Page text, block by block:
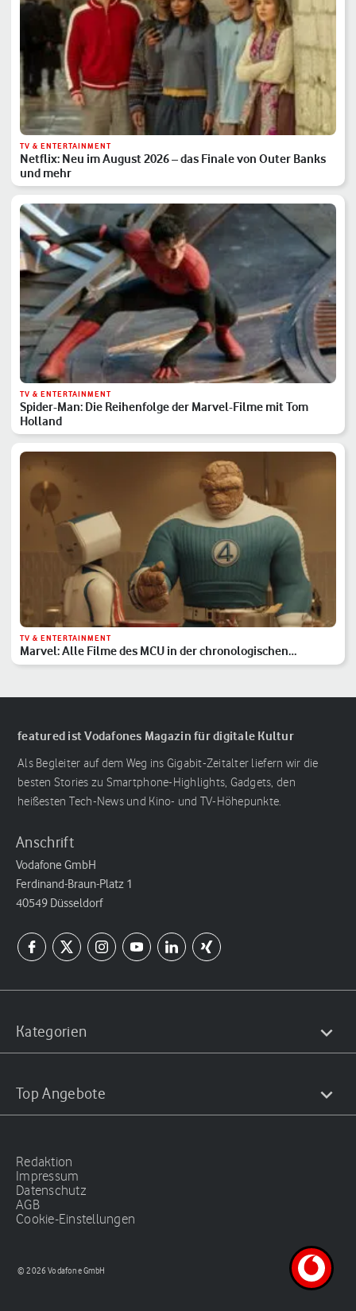
TV & ENTERTAINMENT
Netflix: Neu im August 2026 – das Finale von Outer Banks
und mehr
TV & ENTERTAINMENT
Spider-Man: Die Reihenfolge der Marvel-Filme mit Tom
Holland
TV & ENTERTAINMENT
Marvel: Alle Filme des MCU in der chronologischen
Reihenfolge
featured ist Vodafones Magazin für digitale Kultur
Als Begleiter auf dem Weg ins Gigabit-Zeitalter liefern wir die
besten Stories zu Smartphone-Highlights, Gadgets, den
heißesten Tech-News und Kino- und TV-Höhepunkte.
Anschrift
Vodafone GmbH
Ferdinand-Braun-Platz 1
40549 Düsseldorf
Kategorien
Top Angebote
Redaktion
Impressum
Datenschutz
AGB
Cookie-Einstellungen
© 2026 Vodafone GmbH